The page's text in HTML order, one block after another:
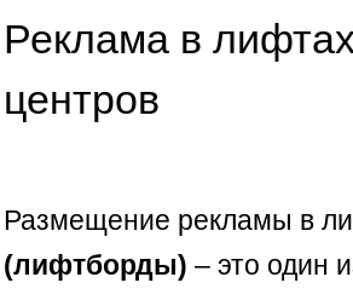
Реклама в
центров
Размещение рекламы в
(лифтборды) – это один